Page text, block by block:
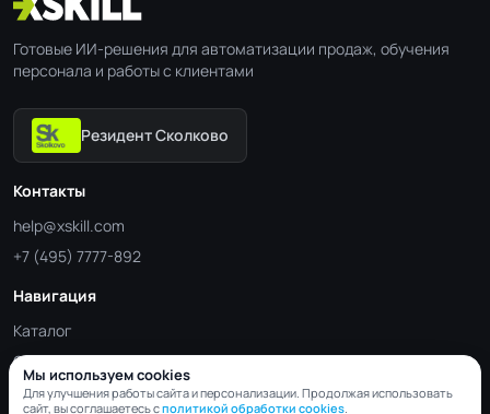
Готовые ИИ-решения для автоматизации продаж, обучения
персонала и работы с клиентами
Резидент Сколково
Контакты
help@xskill.com
+7 (495) 7777-892
Навигация
Каталог
Отрасли
Блог
Мы используем cookies
Для улучшения работы сайта и персонализации. Продолжая использовать
сайт, вы соглашаетесь сполитикой обработки cookies.